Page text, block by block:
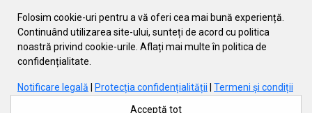
© 2026 Engrave. Toate drepturile rezervate. Textul, imaginile, grafica,
fișierele video și aranjamentul acestora sunt protejate de drepturile de
autor și alte dispoziții de protecție a proprietății intelectuale. Aceste
modificate sau publicate pe alte site-uri fără acordul scris de Engrave.
Unele site-uri web conțin, de asemenea, materiale protejate prin
Folosim cookie-uri pentru a vă oferi cea mai bună experiență.
Continuând utilizarea site-ului, sunteți de acord cu politica
noastră privind cookie-urile. Aflați mai multe în politica de
confidențialitate.
Notificare legală Protecția confidențialității
Termeni și condiții
Acceptă tot